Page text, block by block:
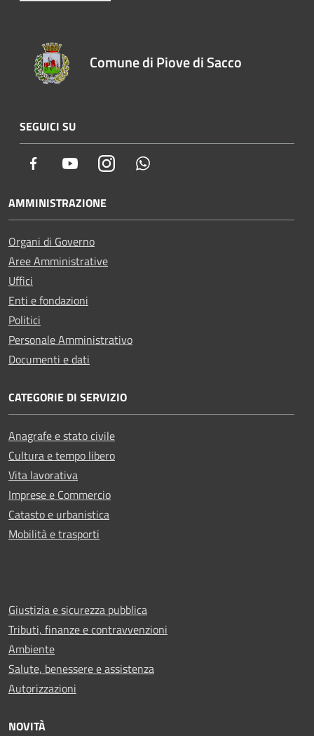
Comune di Piove di Sacco
SEGUICI SU
Facebook YoutubeInstagram
AMMINISTRAZIONE
Organi di Governo
Aree Amministrative
Uffici
Enti e fondazioni
Politici
Personale Amministrativo
Documenti e dati
CATEGORIE DI SERVIZIO
Anagrafe e stato civile
Cultura e tempo libero
Vita lavorativa
Imprese e Commercio
Catasto e urbanistica
Mobilità e trasporti
Giustizia e sicurezza pubblica
Tributi, finanze e contravvenzioni
Ambiente
Salute, benessere e assistenza
Autorizzazioni
NOVITÀ